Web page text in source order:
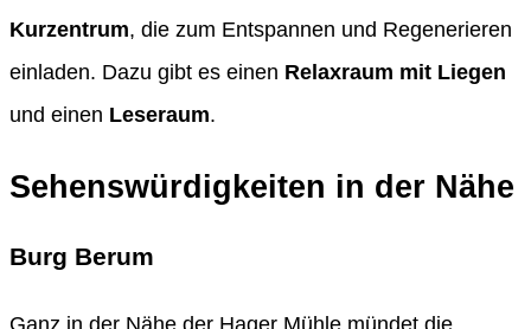
Kurzentrum, die zum Entspannen und Regenerieren
einladen. Dazu gibt es einen Relaxraum mit Liegen
und einen Leseraum.
Sehenswürdigkeiten in der Nähe
Burg Berum
Ganz in der Nähe der Hager Mühle mündet die